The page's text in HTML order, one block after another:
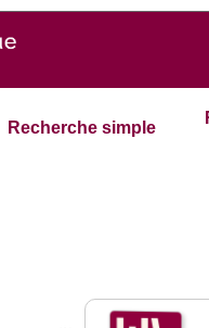
Recherche simple